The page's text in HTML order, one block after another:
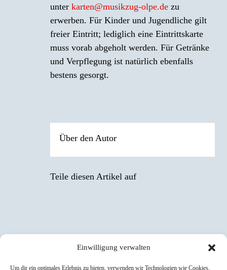
Einwilligung verwalten
Um dir ein optimales Erlebnis zu bieten, verwenden wir Technologien wie Cookies,
unter karten@musikzug-olpe.de zu
erwerben. Für Kinder und Jugendliche gilt
freier Eintritt; lediglich eine Eintrittskarte
muss vorab abgeholt werden. Für Getränke
und Verpflegung ist natürlich ebenfalls
bestens gesorgt.
Über den Autor
Teile diesen Artikel auf